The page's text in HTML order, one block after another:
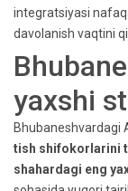
integratsiyasi
davolanish vaqtini
yaxshi
Bhubaneshvardagi
tish shifokorlarini
shahardagi eng